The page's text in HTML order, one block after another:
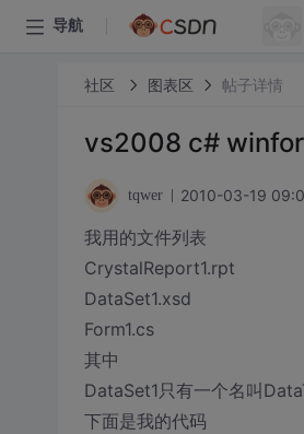
导航
社区 图表区 帖子详情
vs2008 c#
tqwer 2010-03-19
我用的文件列表
CrystalReport1.rpt
DataSet1.xsd
Form1.cs
其中
DataSet1只有一个名叫
下面是我的代码